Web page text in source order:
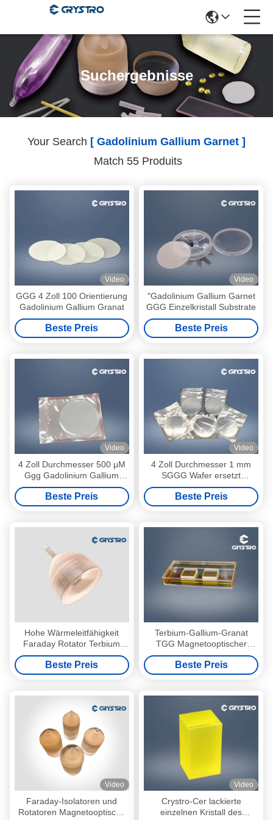
Suchergebnisse
Your Search [ Gadolinium Gallium Garnet ]
Match 55 Produits
Video
GGG 4 Zoll 100 Orientierung
Gadolinium Gallium Granat
Beste Preis
Video
"Gadolinium Gallium Garnet
GGG Einzelkristall Substrate
Beste Preis
Video
4 Zoll Durchmesser 500 μM
Ggg Gadolinium Gallium
Granat Substrate
Beste Preis
Video
4 Zoll Durchmesser 1 mm
SGGG Wafer ersetzt
Gadolinium Gallium Garnet
Beste Preis
Hohe Wärmeleitfähigkeit
Faraday Rotator Terbium
Gallium Granat
Beste Preis
Terbium-Gallium-Granat
TGG Magnetooptischer
Kristall für optische Isolatoren
Beste Preis
Video
Faraday-Isolatoren und
Rotatoren Magnetooptische
Video
Crystro-Cer lackierte
einzelnen Kristall des